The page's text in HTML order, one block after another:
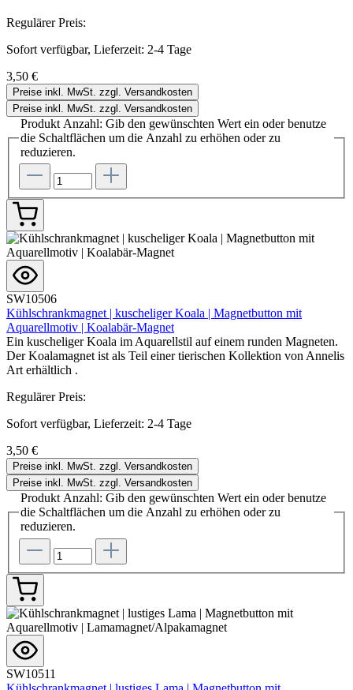
Regulärer Preis:
Sofort verfügbar, Lieferzeit: 2-4 Tage
3,50 €
Preise inkl. MwSt. zzgl. Versandkosten
Preise inkl. MwSt. zzgl. Versandkosten
Produkt Anzahl: Gib den gewünschten Wert ein oder benutze
die Schaltflächen um die Anzahl zu erhöhen oder zu
reduzieren.
SW10506
Kühlschrankmagnet | kuscheliger Koala | Magnetbutton mit
Aquarellmotiv | Koalabär-Magnet
Ein kuscheliger Koala im Aquarellstil auf einem runden Magneten.
Der Koalamagnet ist als Teil einer tierischen Kollektion von Annelis
Art erhältlich .
Regulärer Preis:
Sofort verfügbar, Lieferzeit: 2-4 Tage
3,50 €
Preise inkl. MwSt. zzgl. Versandkosten
Preise inkl. MwSt. zzgl. Versandkosten
Produkt Anzahl: Gib den gewünschten Wert ein oder benutze
die Schaltflächen um die Anzahl zu erhöhen oder zu
reduzieren.
SW10511